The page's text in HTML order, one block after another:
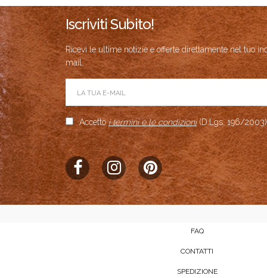
Iscriviti Subito!
Ricevi le ultime notizie e offerte direttamente nel tuo
mail.
Accettoi termini e le condizioni(D.Lgs. 196/2003)
FAQ
CONTATTI
SPEDIZIONE